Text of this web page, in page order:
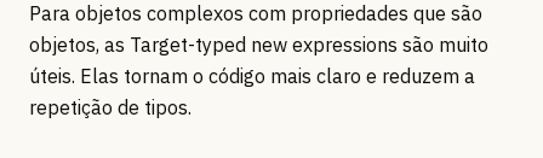
Para objetos complexos com propriedades que são
objetos, as Target-typed new expressions são muito
úteis. Elas tornam o código mais claro e reduzem a
repetição de tipos.